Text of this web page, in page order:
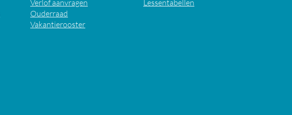
Verlof aanvragen
Ouderraad
Vakantierooster
Lessentabellen